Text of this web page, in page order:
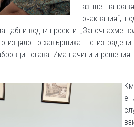
аз ще
очаквания“,
водни проекти: „Започнахме
изцяло го завършиха – с
тогава. Има начини и решения
е